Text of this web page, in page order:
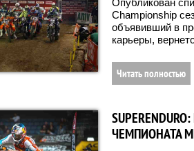
Опубликован
Championship
объявивший в
карьеры,
Читать полностью
ЧЕМПИОНАТА